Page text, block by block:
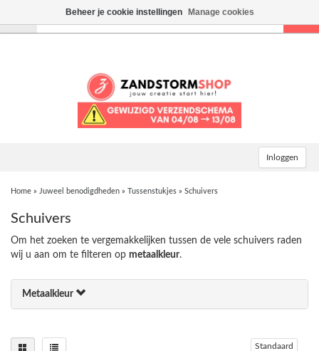
Inloggen
Home » Juweel benodigdheden » Tussenstukjes » Schuivers
Schuivers
Om het zoeken te vergemakkelijken tussen de vele schuivers raden
wij u aan om te filteren op metaalkleur.
Metaalkleur
Standaard
Beheer je cookie instellingen Manage cookies